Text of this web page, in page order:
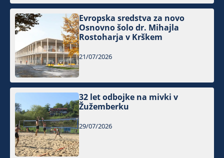
Evropska sredstva za novo
Osnovno šolo dr. Mihajla
Rostoharja v Krškem
21/07/2026
32 let odbojke na mivki v
Žužemberku
29/07/2026